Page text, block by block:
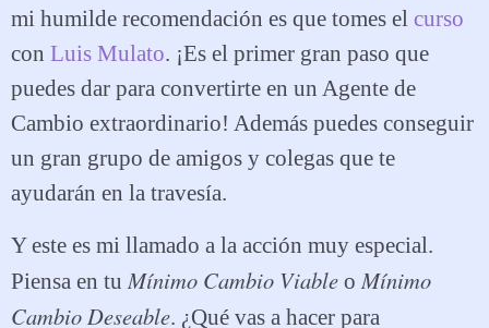
mi humilde recomendación es que tomes el curso
con Luis Mulato. ¡Es el primer gran paso que
puedes dar para convertirte en un Agente de
Cambio extraordinario! Además puedes conseguir
un gran grupo de amigos y colegas que te
ayudarán en la travesía.
Y este es mi llamado a la acción muy especial.
Piensa en tuMínimo Cambio Viable oMínimo
Cambio Deseable. ¿Qué vas a hacer para